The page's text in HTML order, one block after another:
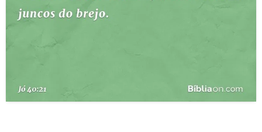
ESBOÇOS DE PREGAÇÃO
PERGUNTE À BÍBLIA